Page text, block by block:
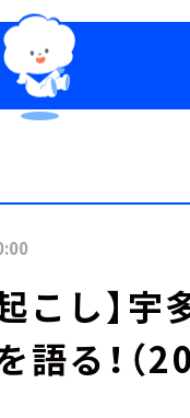
こし】宇
語る！（